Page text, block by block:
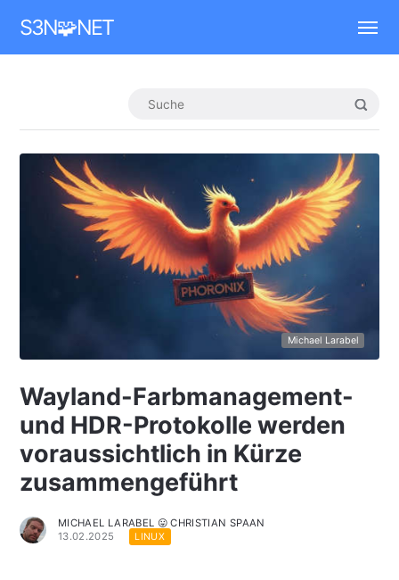
S3N🧩NET
Michael Larabel
Wayland-Farbmanagement-
und HDR-Protokolle werden
voraussichtlich in Kürze
zusammengeführt
MICHAEL LARABEL 😛 CHRISTIAN SPAAN
13.02.2025
LINUX